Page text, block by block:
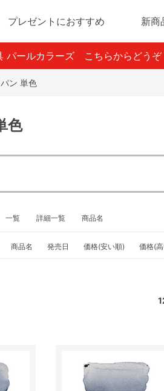
プレゼントにおすすめ 新商
パールカラーズ こちらからどう
ン 単色
色
一覧 詳細一覧 商品名
商品名 発売日 価格(安い順) 価格(